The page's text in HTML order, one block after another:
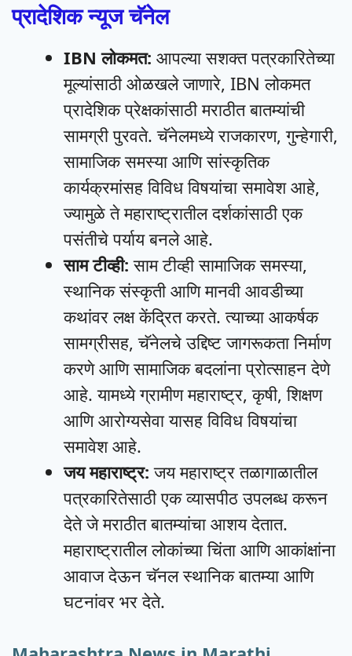
प्रादेशिक न्यूज चॅनेल
IBN लोकमत: आपल्या सशक्त पत्रकारितेच्या
मूल्यांसाठी ओळखले जाणारे, IBN लोकमत
प्रादेशिक प्रेक्षकांसाठी मराठीत बातम्यांची
सामग्री पुरवते. चॅनेलमध्ये राजकारण, गुन्हेगारी,
सामाजिक समस्या आणि सांस्कृतिक
कार्यक्रमांसह विविध विषयांचा समावेश आहे,
ज्यामुळे ते महाराष्ट्रातील दर्शकांसाठी एक
पसंतीचे पर्याय बनले आहे.
साम टीव्ही: साम टीव्ही सामाजिक समस्या,
स्थानिक संस्कृती आणि मानवी आवडीच्या
कथांवर लक्ष केंद्रित करते. त्याच्या आकर्षक
सामग्रीसह, चॅनेलचे उद्दिष्ट जागरूकता निर्माण
करणे आणि सामाजिक बदलांना प्रोत्साहन देणे
आहे. यामध्ये ग्रामीण महाराष्ट्र, कृषी, शिक्षण
आणि आरोग्यसेवा यासह विविध विषयांचा
समावेश आहे.
जय महाराष्ट्र:जय महाराष्ट्र तळागाळातील
पत्रकारितेसाठी एक व्यासपीठ उपलब्ध करून
देते जे मराठीत बातम्यांचा आशय देतात.
महाराष्ट्रातील लोकांच्या चिंता आणि आकांक्षांना
आवाज देऊन चॅनल स्थानिक बातम्या आणि
घटनांवर भर देते.